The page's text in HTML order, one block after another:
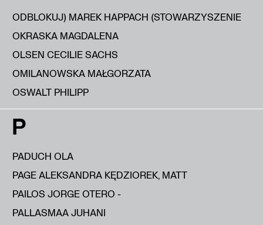
ODBLOKUJ) MAREK HAPPACH (STOWARZYSZENIE
OKRASKA MAGDALENA
OLSEN CECILIE SACHS
OMILANOWSKA MAŁGORZATA
OSWALT PHILIPP
P
PADUCH OLA
PAGE ALEKSANDRA KĘDZIOREK, MATT
PAILOS JORGE OTERO -
PALLASMAA JUHANI